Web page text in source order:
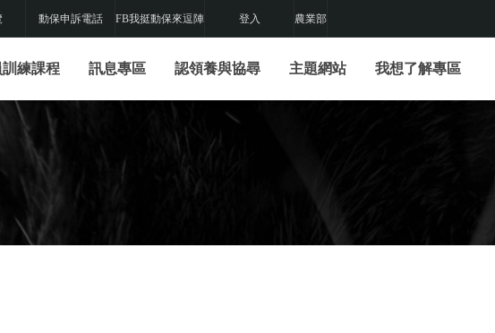
動保申訴電話 FB我挺動保來逗陣 登入 農業部
練課程 訊息專區 認領養與協尋 主題網站 我想了解專區